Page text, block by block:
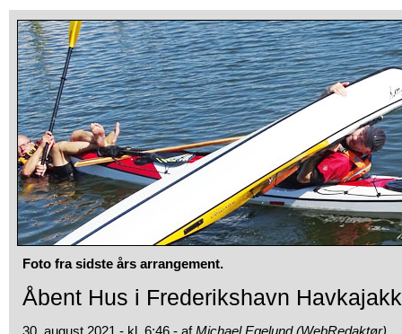
Foto fra sidste års arrangement.
Åbent Hus i Frederikshavn
30. august 2021 - kl. 6:46 - afMichael Egelund (WebRedaktør)